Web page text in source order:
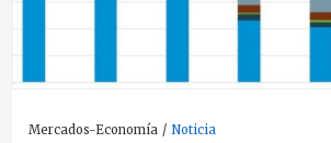
Mercados-Economía Noticia